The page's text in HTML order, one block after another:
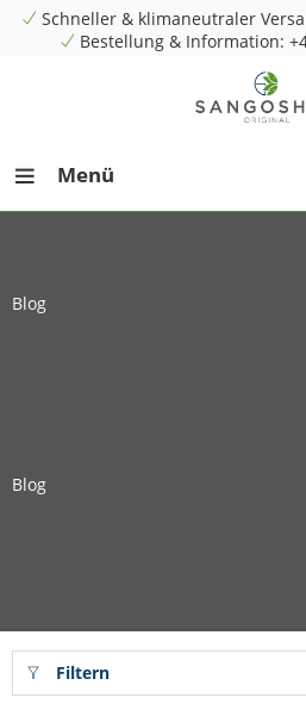
Schneller & klimaneutraler
Bestellung & Information:
Menü
Blog
Blog
Filtern